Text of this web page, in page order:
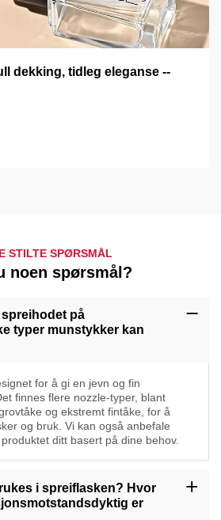
dekking, tidleg eleganse --
STILTE SPØRSMÅL
noen spørsmål?
på
typer munstykker kan
for å gi en jevn og fin
finnes flere nozzle-typer, blant
og ekstremt fintåke, for å
og bruk. Vi kan også anbefale
ditt basert på dine behov.
i spreiflasken? Hvor
er